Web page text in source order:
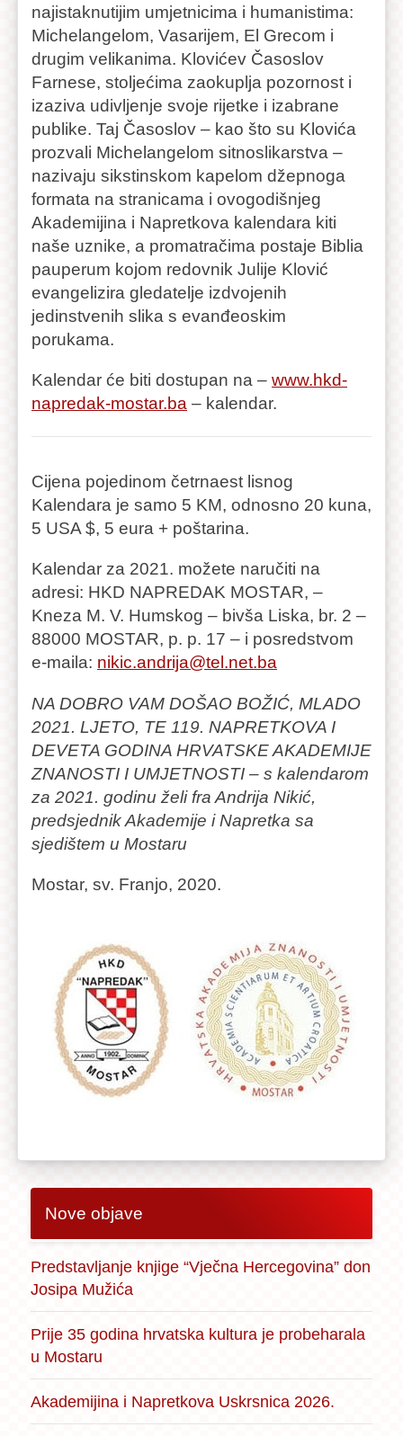
najistaknutijim umjetnicima i humanistima:
Michelangelom, Vasarijem, El Grecom i
drugim velikanima. Klovićev Časoslov
Farnese, stoljećima zaokuplja pozornost i
izaziva udivljenje svoje rijetke i izabrane
publike. Taj Časoslov – kao što su Klovića
prozvali Michelangelom sitnoslikarstva –
nazivaju sikstinskom kapelom džepnoga
formata na stranicama i ovogodišnjeg
Akademijina i Napretkova kalendara kiti
naše uznike, a promatračima postaje Biblia
pauperum kojom redovnik Julije Klović
evangelizira gledatelje izdvojenih
jedinstvenih slika s evanđeoskim
porukama.
Kalendar će biti dostupan na – www.hkd-
napredak-mostar.ba – kalendar.
Cijena pojedinom četrnaest lisnog
Kalendara je samo 5 KM, odnosno 20 kuna,
5 USA $, 5 eura + poštarina.
Kalendar za 2021. možete naručiti na
adresi: HKD NAPREDAK MOSTAR, –
Kneza M. V. Humskog – bivša Liska, br. 2 –
88000 MOSTAR, p. p. 17 – i posredstvom
e-maila: nikic.andrija@tel.net.ba
NA DOBRO VAM DOŠAO BOŽIĆ, MLADO
2021. LJETO, TE 119. NAPRETKOVA I
DEVETA GODINA HRVATSKE AKADEMIJE
ZNANOSTI I UMJETNOSTI – s kalendarom
za 2021. godinu želi fra Andrija Nikić,
predsjednik Akademije i Napretka sa
sjedištem u Mostaru
Mostar, sv. Franjo, 2020.
Nove objave
Predstavljanje knjige “Vječna Hercegovina” don
Josipa Mužića
Prije 35 godina hrvatska kultura je probeharala
u Mostaru
Akademijina i Napretkova Uskrsnica 2026.